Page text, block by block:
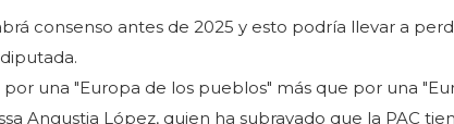
consenso antes de 2025 y esto podría llevar a
una "Europa de los pueblos" más que por una
Angustia López, quien ha subrayado que la PAC